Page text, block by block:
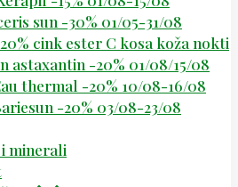
sun -30% 01/05-31/08
cink ester C kosa koža nokti
astaxantin -20% 01/08/15/08
thermal -20% 10/08-16/08
-20% 03/08-23/08
minerali